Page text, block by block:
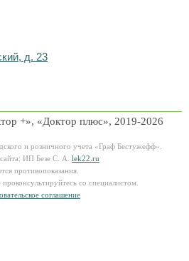
д. 23
+», «Доктор плюс», 2019-2026
и розничного учета «Граф Бестужефф».
сайта: ИП Безе С. А. lek22.ru
противопоказания.
со специалистом.
соглашение